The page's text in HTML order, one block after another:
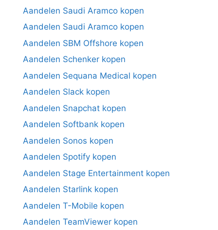
Aandelen Saudi Aramco kopen
Aandelen Saudi Aramco kopen
Aandelen SBM Offshore kopen
Aandelen Schenker kopen
Aandelen Sequana Medical kopen
Aandelen Slack kopen
Aandelen Snapchat kopen
Aandelen Softbank kopen
Aandelen Sonos kopen
Aandelen Spotify kopen
Aandelen Stage Entertainment kopen
Aandelen Starlink kopen
Aandelen T-Mobile kopen
Aandelen TeamViewer kopen